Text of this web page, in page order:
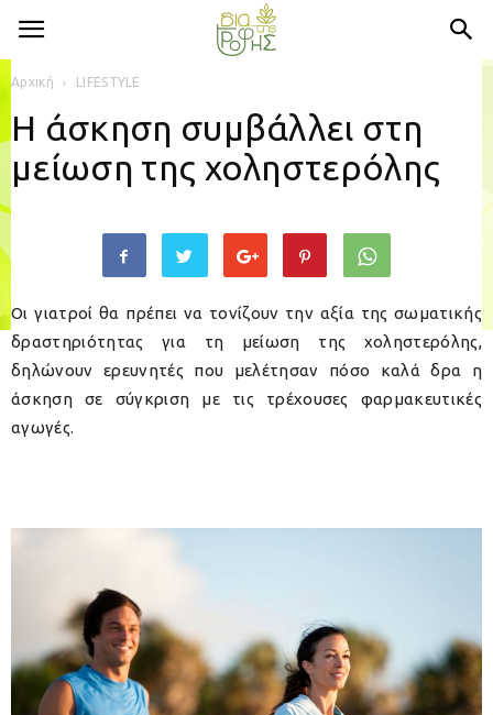
Αρχική LIFESTYLE
Η άσκηση συμβάλλει στη
μείωση της χοληστερόλης
Οι γιατροί θα πρέπει να τονίζουν την αξία της σωματικής
δραστηριότητας για τη μείωση της χοληστερόλης,
δηλώνουν ερευνητές που μελέτησαν πόσο καλά δρα η
άσκηση σε σύγκριση με τις τρέχουσες φαρμακευτικές
αγωγές.